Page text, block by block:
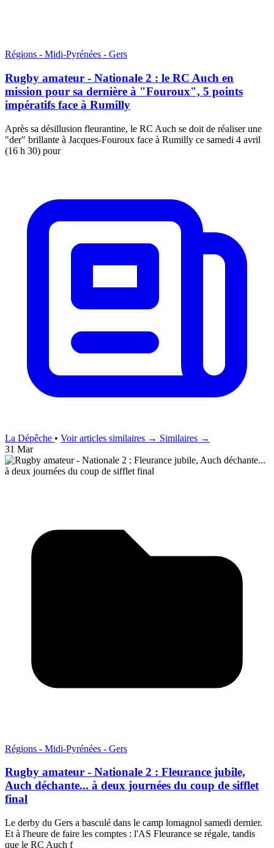
Régions - Midi-Pyrénées - Gers
Rugby amateur - Nationale 2 : le RC Auch en
mission pour sa dernière à "Fouroux", 5 points
impératifs face à Rumilly
Après sa désillusion fleurantine, le RC Auch se doit de réaliser une
"der" brillante à Jacques-Fouroux face à Rumilly ce samedi 4 avril
(16 h 30) pour
La Dépêche • Voir articles similaires → Similaires →
31 Mar
Régions - Midi-Pyrénées - Gers
Rugby amateur - Nationale 2 : Fleurance jubile,
Auch déchante... à deux journées du coup de sifflet
final
Le derby du Gers a basculé dans le camp lomagnol samedi dernier.
Et à l'heure de faire les comptes : l'AS Fleurance se régale, tandis
que le RC Auch f